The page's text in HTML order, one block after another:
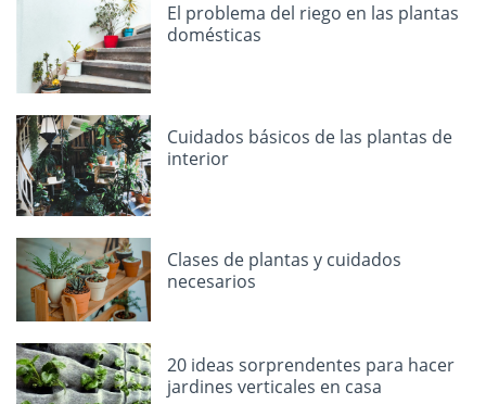
El problema del riego en las plantas
domésticas
Cuidados básicos de las plantas de
interior
Clases de plantas y cuidados
necesarios
20 ideas sorprendentes para hacer
jardines verticales en casa